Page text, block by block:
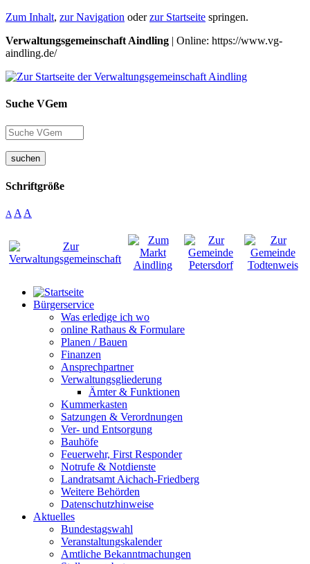
Zum Inhalt, zur Navigation oderzur Startseite springen.
Verwaltungsgemeinschaft Aindling | Online: https://www.vg-
aindling.de/
Suche VGem
suchen
Schriftgröße
A A A
Bürgerservice
Was erledige ich wo
online Rathaus & Formulare
Planen / Bauen
Finanzen
Ansprechpartner
Verwaltungsgliederung
Ämter & Funktionen
Kummerkasten
Satzungen & Verordnungen
Ver- und Entsorgung
Bauhöfe
Feuerwehr, First Responder
Notrufe & Notdienste
Landratsamt Aichach-Friedberg
Weitere Behörden
Datenschutzhinweise
Aktuelles
Bundestagswahl
Veranstaltungskalender
Amtliche Bekanntmachungen